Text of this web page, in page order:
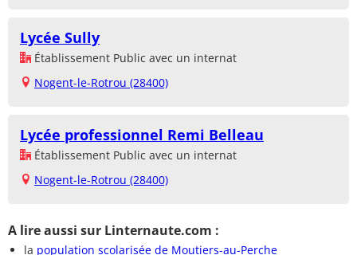
Lycée Sully
Établissement Public avec un internat
Nogent-le-Rotrou (28400)
Lycée professionnel Remi Belleau
Établissement Public avec un internat
Nogent-le-Rotrou (28400)
A lire aussi sur Linternaute.com :
la population scolarisée de Moutiers-au-Perche